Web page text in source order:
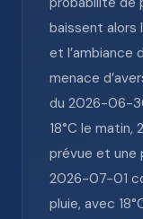
baissent alors
et l’ambiance
menace
du 2026-06-
18°C le matin,
prévue et une
2026-07-01
pluie, avec